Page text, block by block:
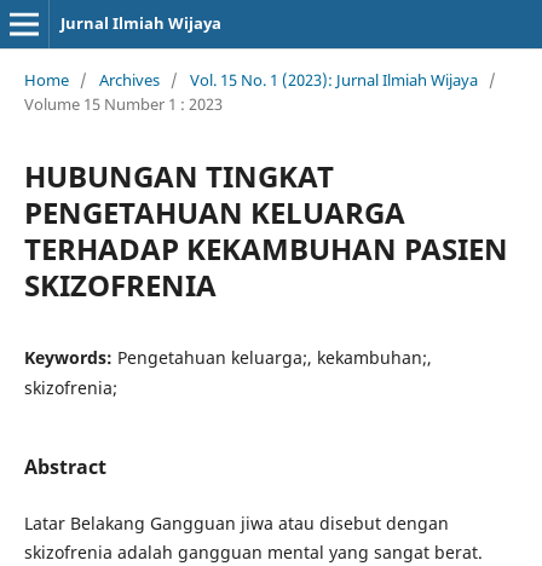
Jurnal Ilmiah Wijaya
Home / Archives / Vol. 15 No. 1 (2023): Jurnal Ilmiah Wijaya /
Volume 15 Number 1 : 2023
HUBUNGAN TINGKAT
PENGETAHUAN KELUARGA
TERHADAP KEKAMBUHAN PASIEN
SKIZOFRENIA
Keywords: Pengetahuan keluarga;, kekambuhan;,
skizofrenia;
Abstract
Latar Belakang Gangguan jiwa atau disebut dengan
skizofrenia adalah gangguan mental yang sangat berat.